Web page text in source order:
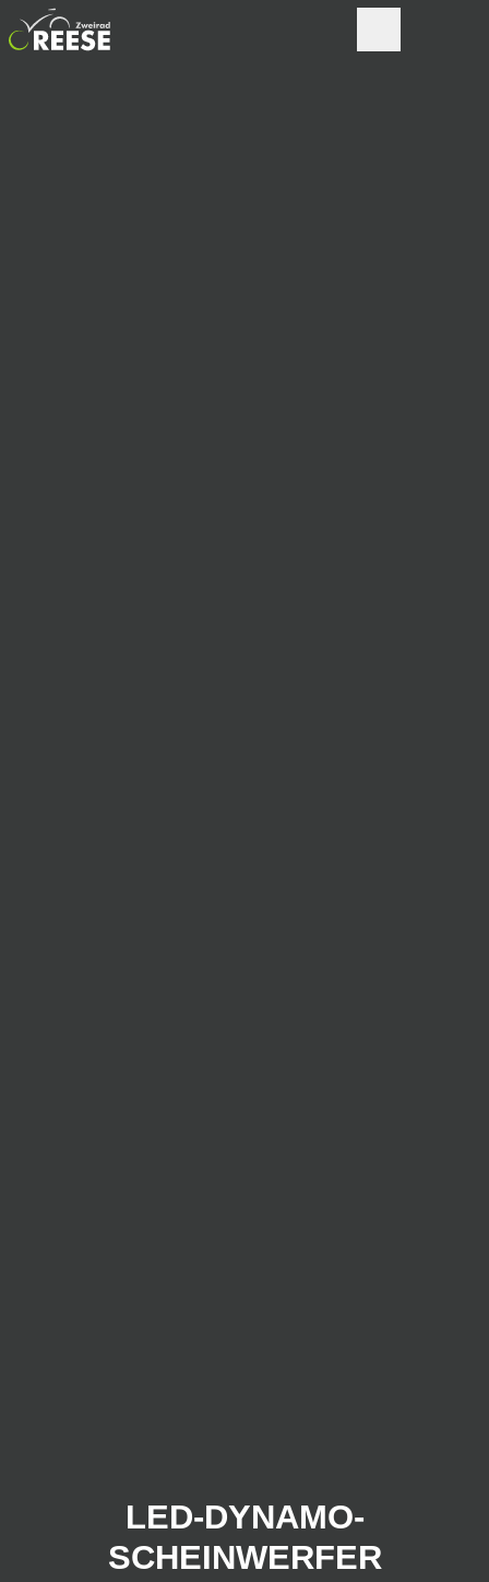
LED-DYNAMO-
SCHEINWERFER